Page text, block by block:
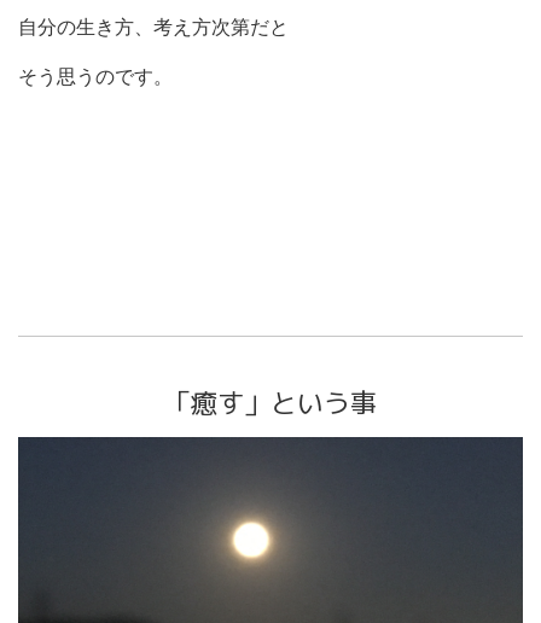
自分の生き方、考え方次第だと
そう思うのです。
「癒す」という事